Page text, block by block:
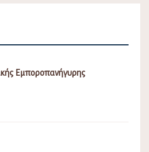
Εμποροπανήγυρης